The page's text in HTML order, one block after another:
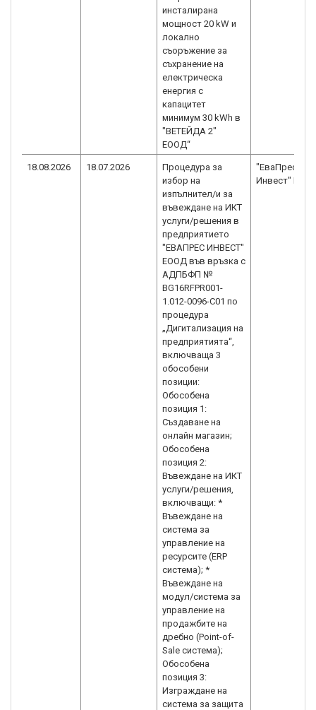
инсталирана
мощност 20 kW и
локално
съоръжение за
съхранение на
електрическа
енергия с
капацитет
минимум 30 kWh в
"ВЕТЕЙДА 2"
ЕООД“
18.08.2026 18.07.2026
Процедура за
избор на
изпълнител/и за
въвеждане на ИКТ
услуги/решения в
предприятието
"ЕВАПРЕС ИНВЕСТ"
ЕООД във връзка с
АДПБФП №
BG16RFPR001-
1.012-0096-C01 по
процедура
„Дигитализация на
предприятията“,
включваща 3
обособени
позиции:
Обособена
позиция 1:
Създаване на
онлайн магазин;
Обособена
позиция 2:
Въвеждане на ИКТ
услуги/решения,
включващи: *
Въвеждане на
система за
управление на
ресурсите (ERP
система); *
Въвеждане на
модул/система за
управление на
продажбите на
дребно (Point-of-
Sale система);
Обособена
позиция 3:
Изграждане на
система за защита
"ЕваПрес
Инвест"